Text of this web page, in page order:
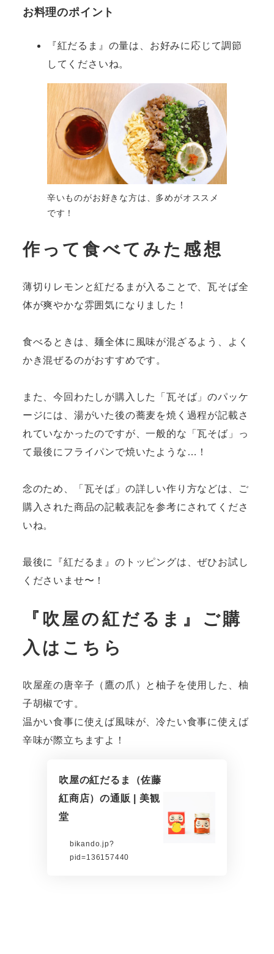
お料理のポイント
『紅だるま』の量は、お好みに応じて調節
してくださいね。
辛いものがお好きな方は、多めがオススメ
です！
作って食べてみた感想
薄切りレモンと紅だるまが入ることで、瓦そば全
体が爽やかな雰囲気になりました！
食べるときは、麺全体に風味が混ざるよう、よく
かき混ぜるのがおすすめです。
また、今回わたしが購入した「瓦そば」のパッケ
ージには、湯がいた後の蕎麦を焼く過程が記載さ
れていなかったのですが、一般的な「瓦そば」っ
て最後にフライパンで焼いたような…！
念のため、「瓦そば」の詳しい作り方などは、ご
購入された商品の記載表記を参考にされてくださ
いね。
最後に『紅だるま』のトッピングは、ぜひお試し
くださいませ〜！
『吹屋の紅だるま』ご購
入はこちら
吹屋産の唐辛子（鷹の爪）と柚子を使用した、柚
子胡椒です。
温かい食事に使えば風味が、冷たい食事に使えば
辛味が際立ちますよ！
吹屋の紅だるま（佐藤
紅商店）の通販 | 美観
堂
bikando.jp?
pid=136157440